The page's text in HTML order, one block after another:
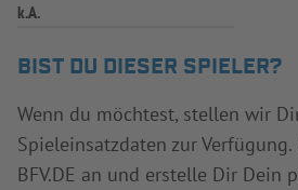
k.A.
BIST DU DIESER SPIELER?
Wenn du möchtest, stellen wir
Spieleinsatzdaten zur
BFV.DE an und erstelle Dir Dein